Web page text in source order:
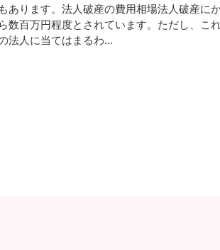
あります。法人破産の費用相場法人破産に
数百万円程度とされています。ただし、こ
法人に当てはまるわ...